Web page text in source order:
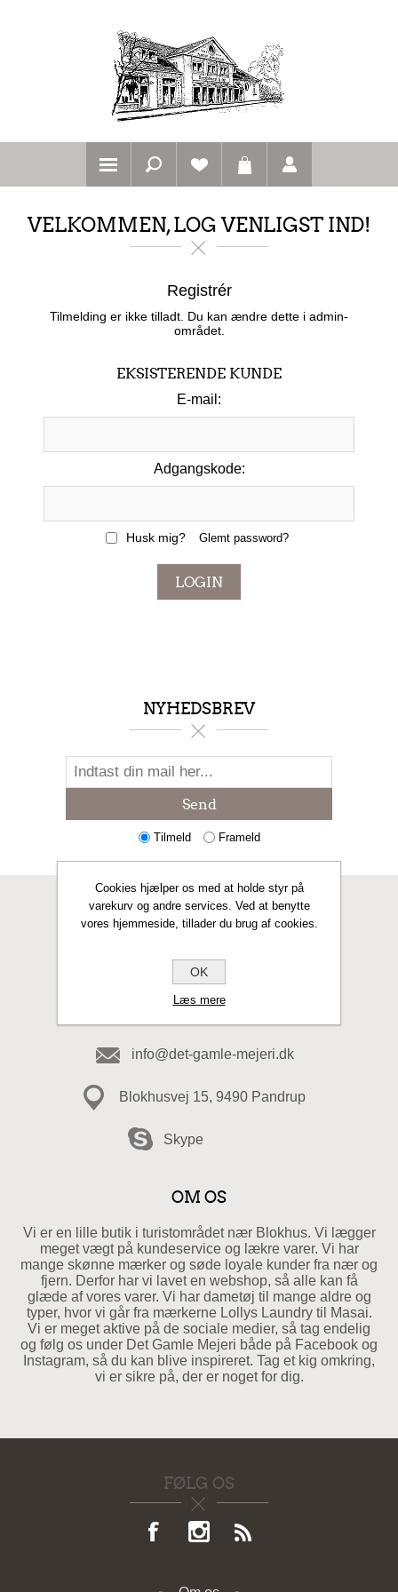
VELKOMMEN, LOG VENLIGST IND!
Registrér
Tilmelding er ikke tilladt. Du kan ændre dette i admin-
området.
EKSISTERENDE KUNDE
E-mail:
Adgangskode:
Husk mig? Glemt password?
LOGIN
NYHEDSBREV
Send
Tilmeld Frameld
KONTAKT OS
info@det-gamle-mejeri.dk
Blokhusvej 15, 9490 Pandrup
Skype
OM OS
Vi er en lille butik i turistområdet nær Blokhus. Vi lægger
meget vægt på kundeservice og lækre varer. Vi har
mange skønne mærker og søde loyale kunder fra nær og
fjern. Derfor har vi lavet en webshop, så alle kan få
glæde af vores varer. Vi har dametøj til mange aldre og
typer, hvor vi går fra mærkerne Lollys Laundry til Masai.
Vi er meget aktive på de sociale medier, så tag endelig
og følg os under Det Gamle Mejeri både på Facebook og
Instagram, så du kan blive inspireret. Tag et kig omkring,
vi er sikre på, der er noget for dig.
FØLG OS
Cookies hjælper os med at holde styr på
varekurv og andre services. Ved at benytte
vores hjemmeside, tillader du brug af cookies.
OK
Læs mere